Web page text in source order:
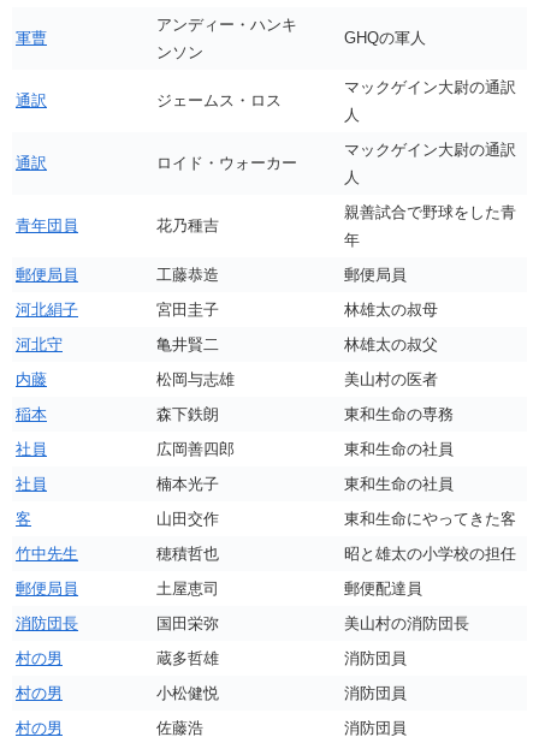
軍曹
アンディー・ハンキ
ンソン
GHQの軍人
通訳 ジェームス・ロス
マックゲイン大尉の通訳
人
通訳 ロイド・ウォーカー
マックゲイン大尉の通訳
人
青年団員 花乃種吉
親善試合で野球をした青
年
郵便局員
工藤恭造
郵便局員
河北絹子
宮田圭子
林雄太の叔母
河北守
亀井賢二
林雄太の叔父
内藤
松岡与志雄
美山村の医者
稲本
森下鉄朗
東和生命の専務
社員
広岡善四郎
東和生命の社員
社員
楠本光子
東和生命の社員
客
山田交作
東和生命にやってきた客
竹中先生
穂積哲也
昭と雄太の小学校の担任
郵便局員
土屋恵司
郵便配達員
消防団長
国田栄弥
美山村の消防団長
村の男
蔵多哲雄
消防団員
村の男
小松健悦
消防団員
村の男
佐藤浩
消防団員